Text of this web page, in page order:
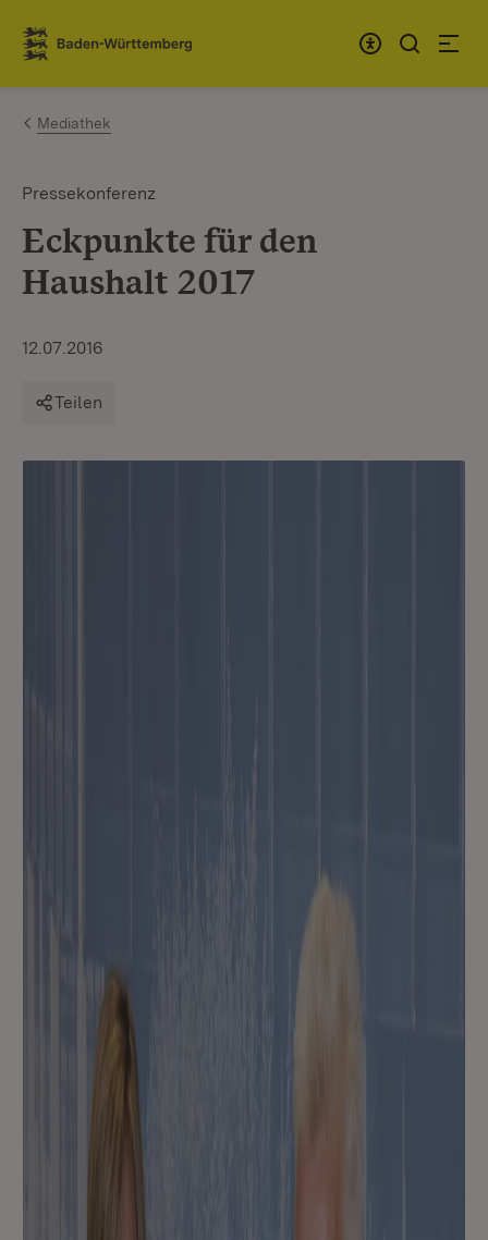
Zum Inhalt springen
Link zur Startseite
Mediathek
Pressekonferenz
Eckpunkte für den
Haushalt 2017
12.07.2016
Teilen